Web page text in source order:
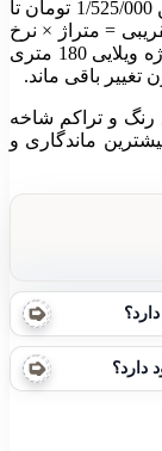
1/525/000 تومان تا
= متراژ × نرخ
پایه × ضریب متریال. سطر شواهد: بررسی پروژه ویلایی 180 متری
رنگ و تراکم شاخه
ماندگاری و
دارد؟